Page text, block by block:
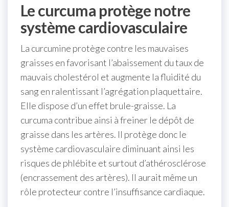
Le curcuma protège notre
système cardiovasculaire
La curcumine protège contre les mauvaises
graisses en favorisant l’abaissement du taux de
mauvais cholestérol et augmente la fluidité du
sang en ralentissant l’agrégation plaquettaire.
Elle dispose d’un effet brule-graisse. La
curcuma contribue ainsi à freiner le dépôt de
graisse dans les artères. Il protège donc le
système cardiovasculaire diminuant ainsi les
risques de phlébite et surtout d’athérosclérose
(encrassement des artères). Il aurait même un
rôle protecteur contre l’insuffisance cardiaque.